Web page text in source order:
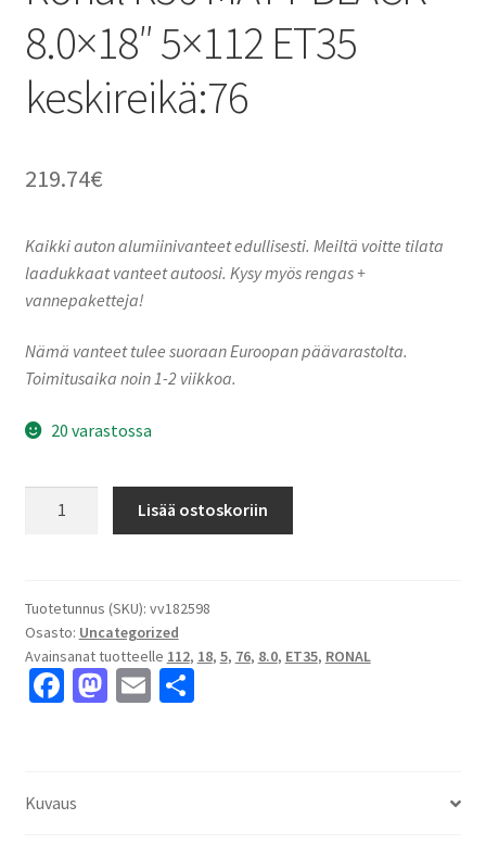
8.0×18″ 5×112 ET35
keskireikä:76
219.74€
Kaikki auton alumiinivanteet edullisesti. Meiltä voitte tilata
laadukkaat vanteet autoosi. Kysy myös rengas +
vannepaketteja!
Nämä vanteet tulee suoraan Euroopan päävarastolta.
Toimitusaika noin 1-2 viikkoa.
20 varastossa
8.0x18"
5x112
ET35
keskireikä:76
Lisää ostoskoriin
Tuotetunnus (SKU): vv182598
Osasto: Uncategorized
Avainsanat tuotteelle 112, 18, 5, 76, 8.0, ET35, RONAL
Fa
o
M E S
Kuvaus